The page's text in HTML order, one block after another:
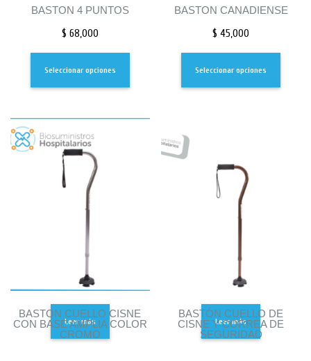
BASTON 4 PUNTOS
$ 68,000
Seleccionar opciones
BASTON CANADIENSE
$ 45,000
Seleccionar opciones
BASTON CUELLO CISNE
CON BASE AMPLIA COLOR
CROMO
Leer más
BASTÓN CUELLO DE
CISNE Y CORREA DE
SEGURIDAD
Leer más